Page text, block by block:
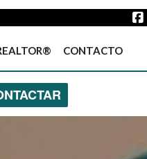
CONTACTO